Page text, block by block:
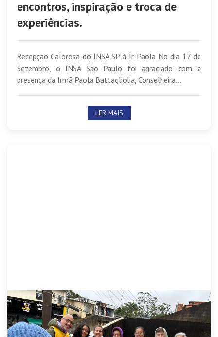
encontros, inspiração e troca de
experiências.
Recepção Calorosa do INSA SP à Ir. Paola No dia 17 de
Setembro, o INSA São Paulo foi agraciado com a
presença da Irmã Paola Battagliolia, Conselheira...
LER MAIS